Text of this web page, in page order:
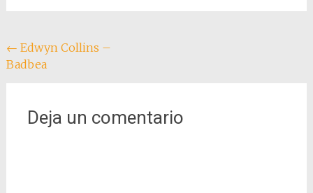
Navegación
de
← Edwyn Collins –
Badbea
Deja un comentario